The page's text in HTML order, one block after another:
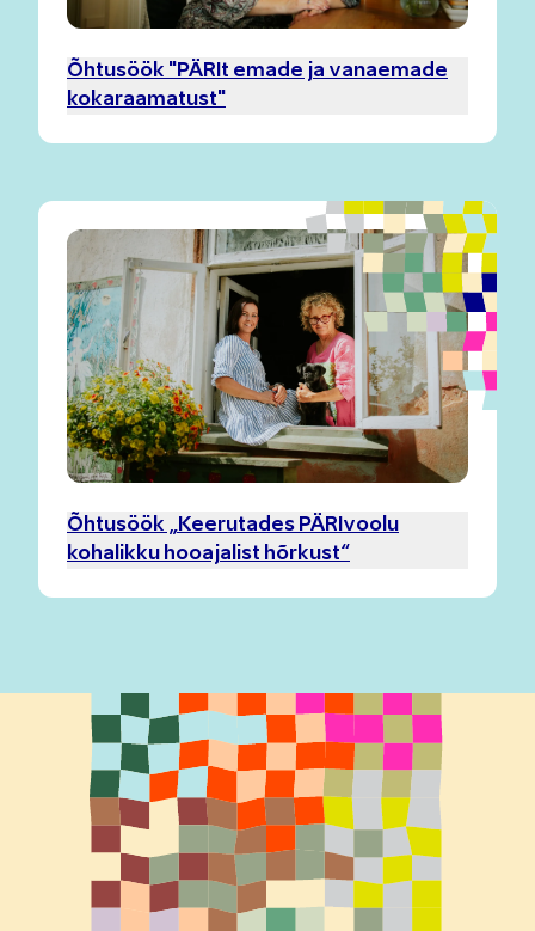
Õhtusöök "PÄRIt emade ja vanaemade
kokaraamatust"
Õhtusöök „Keerutades PÄRIvoolu
kohalikku hooajalist hõrkust“